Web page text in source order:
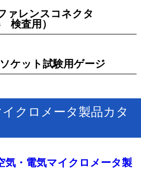
ァレンスコネクタ
検査用）
ケット試験用ゲージ
クロメータ製品カタ
気・電気マイクロメータ製